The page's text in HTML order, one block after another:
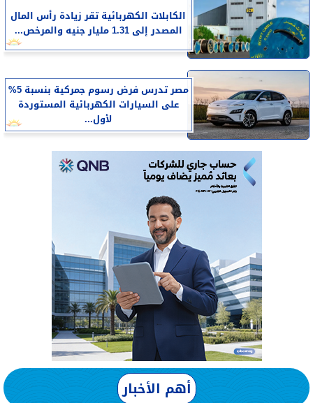
الكابلات الكهربائية تقر زيادة رأس المال
المصدر إلى 1.31 مليار جنيه والمرخص...
مصر تدرس فرض رسوم جمركية بنسبة 5%
على السيارات الكهربائية المستوردة
لأول...
أهم الأخبار